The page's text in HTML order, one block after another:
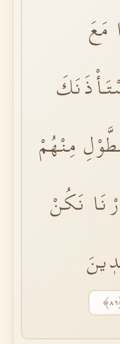
مِنْهُمْ
نَكُنْ